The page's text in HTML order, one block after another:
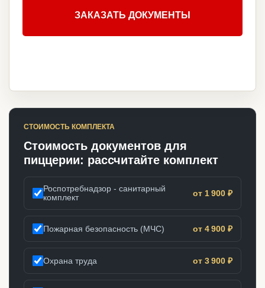
ЗАКАЗАТЬ ДОКУМЕНТЫ
СТОИМОСТЬ КОМПЛЕКТА
Стоимость документов для
пиццерии: рассчитайте комплект
Роспотребнадзор - санитарный
комплект
от 1 900 ₽
Пожарная безопасность (МЧС) от 4 900 ₽
Охрана труда от 3 900 ₽